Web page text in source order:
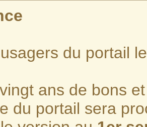
du portail
ans de bons
du portail sera